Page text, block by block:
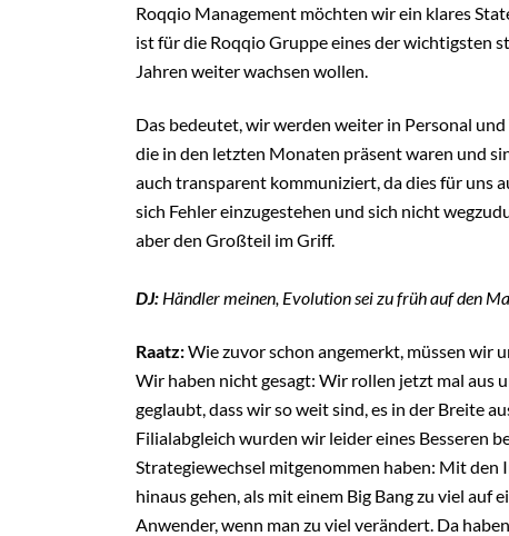
Roqqio Management möchten wir ein klares
ist für die Roqqio Gruppe eines der wichtigsten
Jahren weiter wachsen wollen.
Das bedeutet, wir werden weiter in Personal
die in den letzten Monaten präsent waren und
auch transparent kommuniziert, da dies für uns
sich Fehler einzugestehen und sich nicht
aber den Großteil im Griff.
DJ: Händler meinen, Evolution sei zu früh auf den
Raatz:Wie zuvor schon angemerkt, müssen wir
Wir haben nicht gesagt: Wir rollen jetzt mal aus
geglaubt, dass wir so weit sind, es in der Breite
Filialabgleich wurden wir leider eines Besseren
Strategiewechsel mitgenommen haben: Mit
hinaus gehen, als mit einem Big Bang zu viel
Anwender, wenn man zu viel verändert. Da